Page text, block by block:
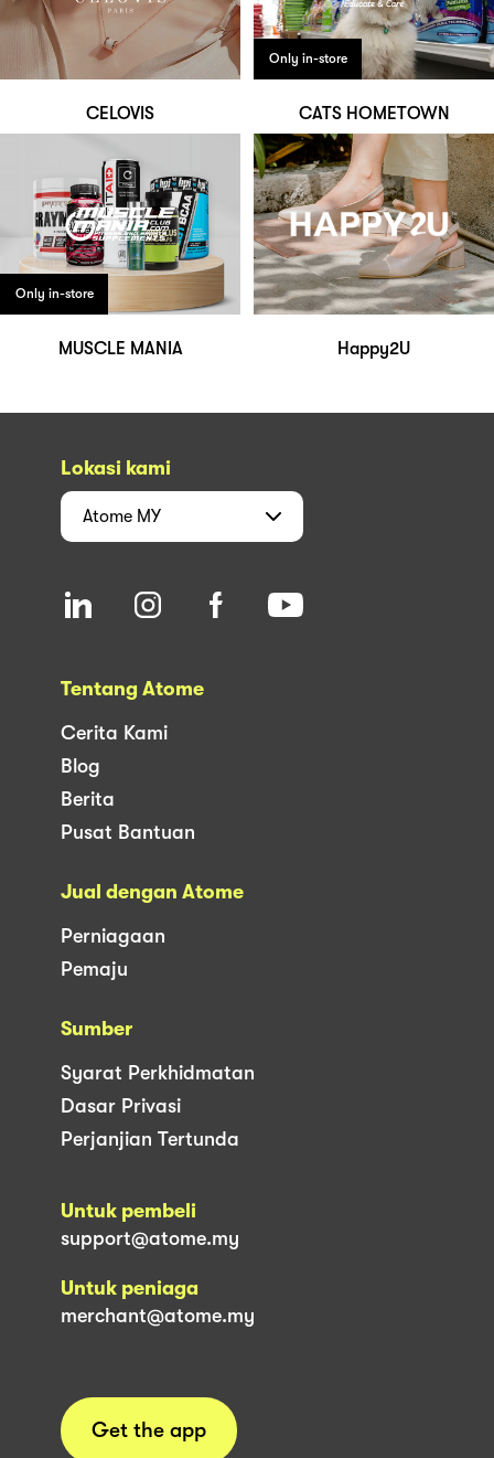
CELOVIS
Only in-store
CATS HOMETOWN
Only in-store
MUSCLE MANIA Happy2U
Lokasi kami
Atome MY
Tentang Atome
Cerita Kami
Blog
Berita
Pusat Bantuan
Jual dengan Atome
Perniagaan
Pemaju
Sumber
Syarat Perkhidmatan
Dasar Privasi
Perjanjian Tertunda
Untuk pembeli
support@atome.my
Untuk peniaga
merchant@atome.my
Get the app